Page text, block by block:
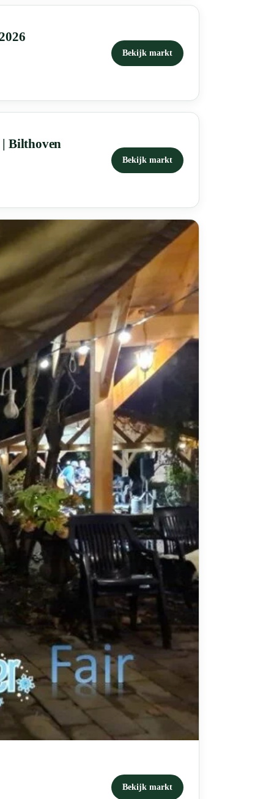
Bekijk markt
Bilthoven
Bekijk markt
Bekijk markt